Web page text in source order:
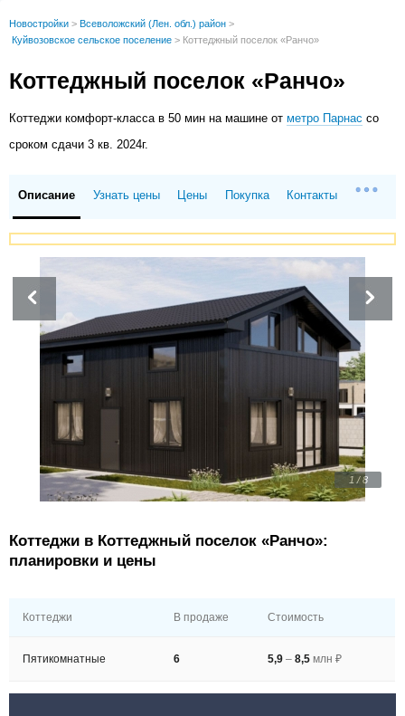
Новостройки > Всеволожский (Лен. обл.) район >
Куйвозовское сельское поселение > Коттеджный поселок «Ранчо»
Коттеджный поселок «Ранчо»
Коттеджи комфорт-класса в 50 мин на машине отметро Парнас со
сроком сдачи 3 кв. 2024г.
Описание Узнать цены Цены Покупка Контакты
1 / 8
Коттеджи в Коттеджный поселок «Ранчо»:
планировки и цены
Коттеджи В продаже Стоимость
Пятикомнатные 6 5,9– 8,5млн ₽